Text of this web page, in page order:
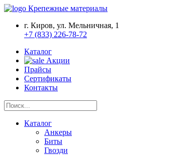
Крепежные материалы
г. Киров, ул. Мельничная, 1
+7 (833) 226-78-72
Каталог
Акции
Прайсы
Сертификаты
Контакты
Каталог
Анкеры
Биты
Гвозди